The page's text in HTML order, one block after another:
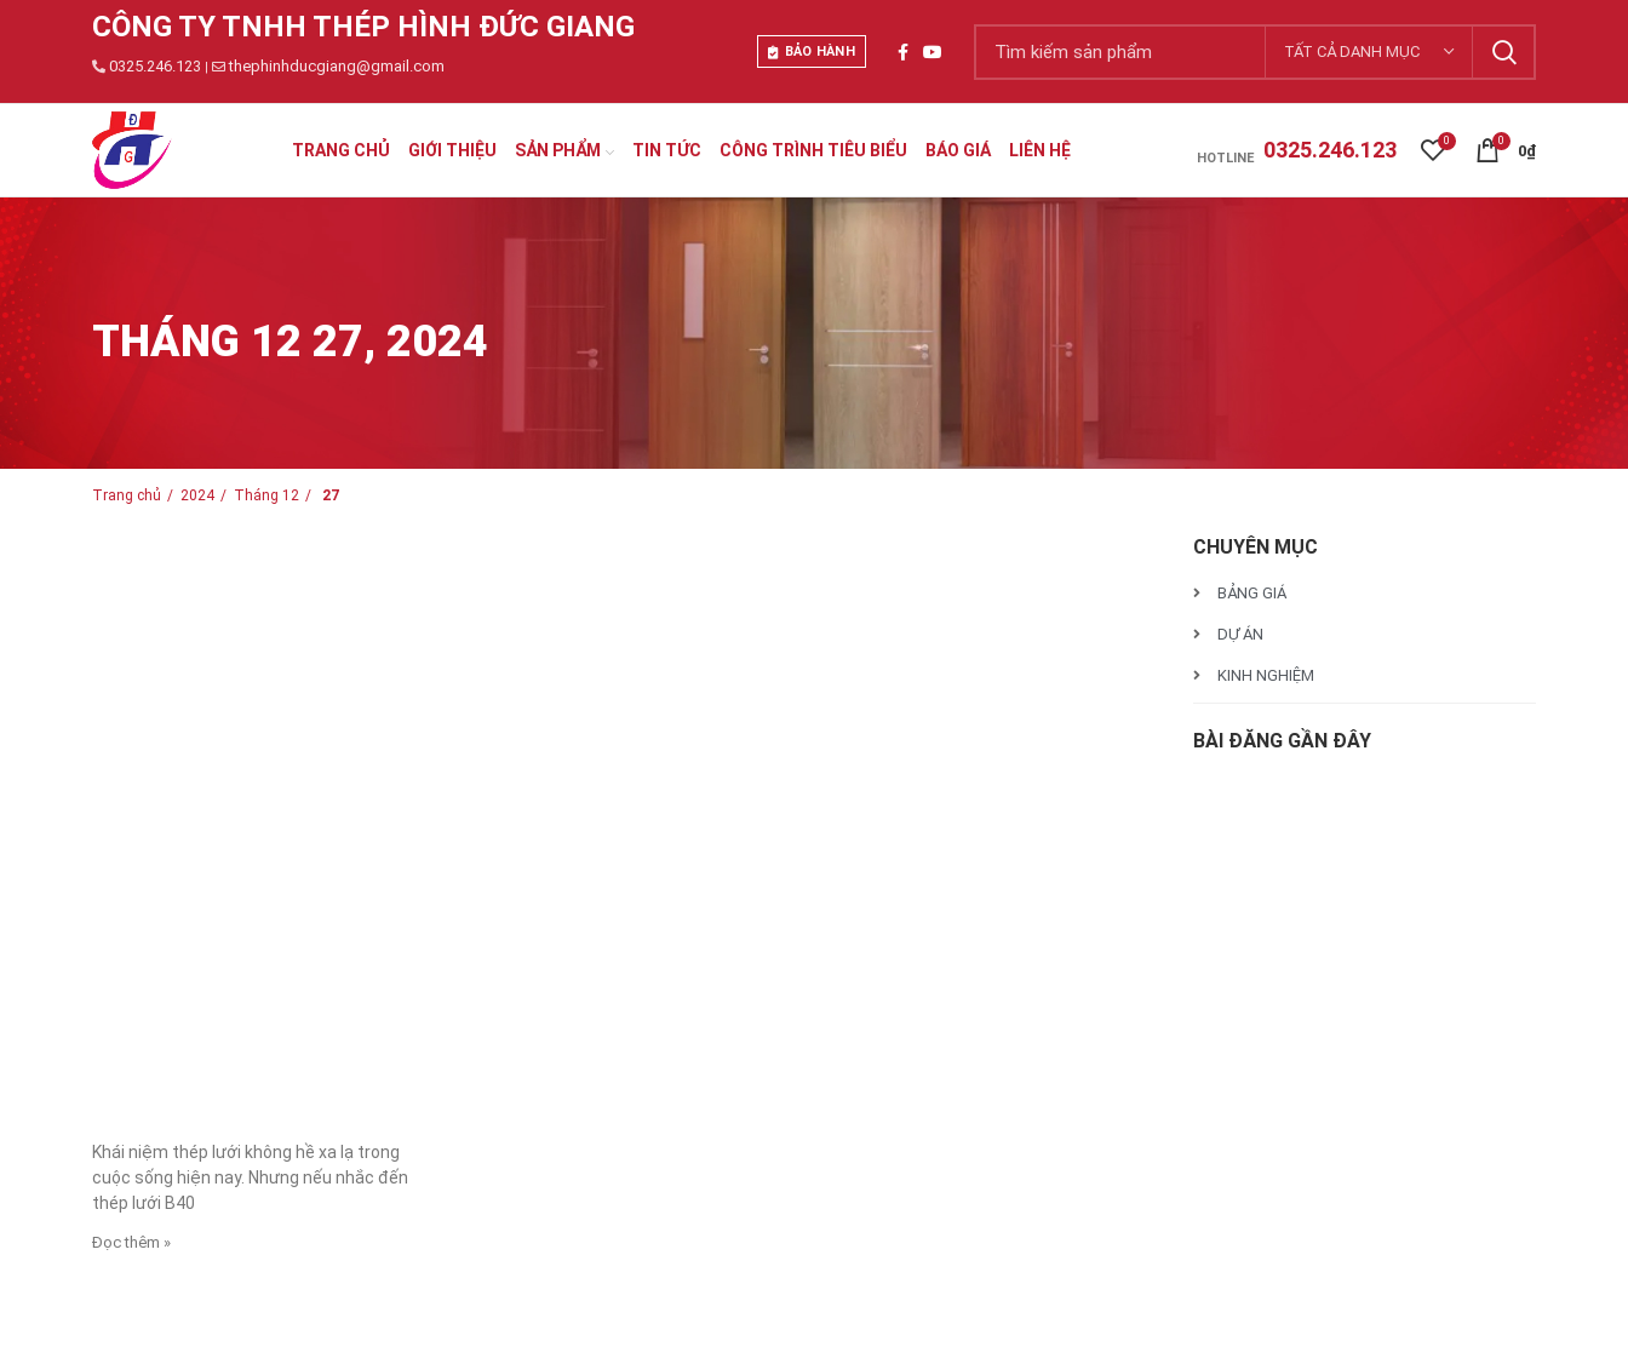
CÔNG TY TNHH THÉP HÌNH ĐỨC GIANG
0325.246.123 | thephinhducgiang@gmail.com
BẢO HÀNH TẤT CẢ DANH MỤC
TRANG CHỦ GIỚI THIỆU SẢN PHẨM TIN TỨC CÔNG TRÌNH TIÊU BIỂU BÁO GIÁ LIÊN HỆ HOTLINE 0325.246.123 0 0
0₫
THÁNG 12 27, 2024
Trang chủ 2024 Tháng 12 27
Khái niệm thép lưới không hề xa lạ trong
cuộc sống hiện nay. Nhưng nếu nhắc đến
thép lưới B40
Đọc thêm »
CHUYÊN MỤC
BẢNG GIÁ
DỰ ÁN
KINH NGHIỆM
BÀI ĐĂNG GẦN ĐÂY